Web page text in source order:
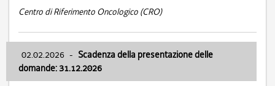
Centro di Riferimento Oncologico (CRO)
02.02.2026 - Scadenza della presentazione delle
domande: 31.12.2026